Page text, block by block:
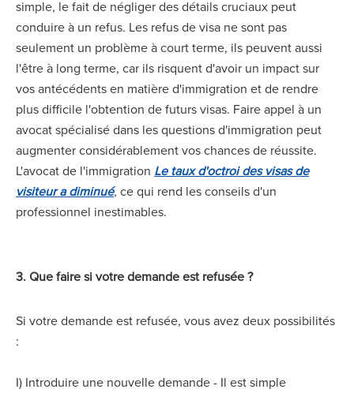
simple, le fait de négliger des détails cruciaux peut
conduire à un refus. Les refus de visa ne sont pas
seulement un problème à court terme, ils peuvent aussi
l'être à long terme, car ils risquent d'avoir un impact sur
vos antécédents en matière d'immigration et de rendre
plus difficile l'obtention de futurs visas. Faire appel à un
avocat spécialisé dans les questions d'immigration peut
augmenter considérablement vos chances de réussite.
L'avocat de l'immigration Le taux d'octroi des visas de
visiteur a diminué, ce qui rend les conseils d'un
professionnel inestimables.
3. Que faire si votre demande est refusée ?
Si votre demande est refusée, vous avez deux possibilités
:
I) Introduire une nouvelle demande - Il est simple